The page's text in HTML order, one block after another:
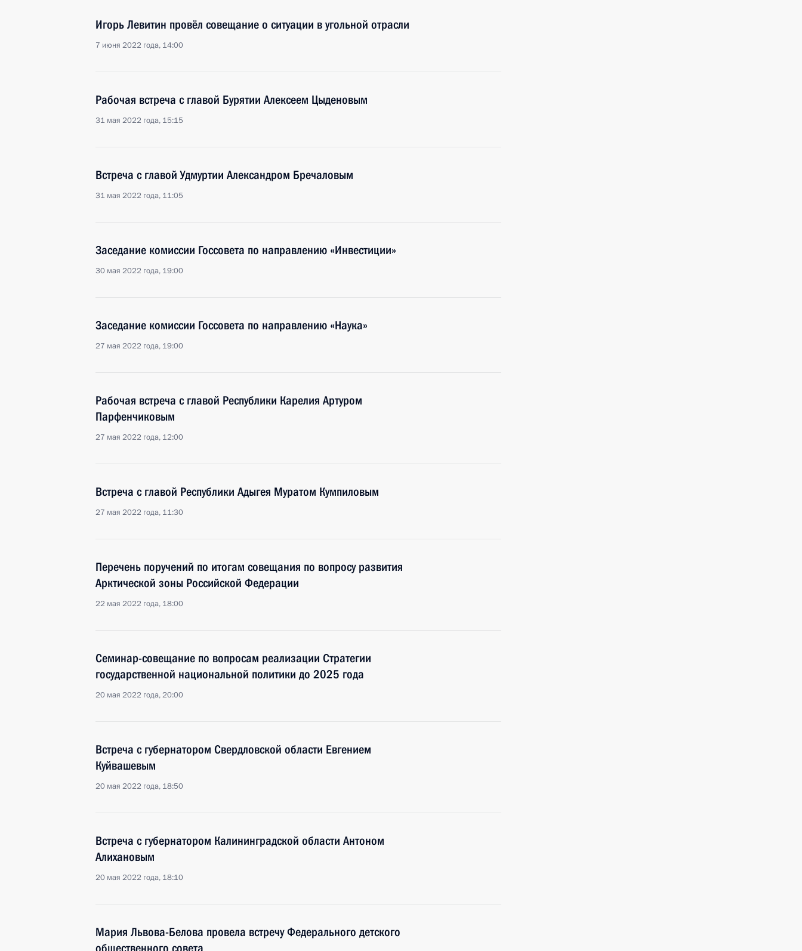
Игорь Левитин провёл совещание о ситуации в угольной отрасли
7 июня 2022 года, 14:00
Рабочая встреча с главой Бурятии Алексеем Цыденовым
31 мая 2022 года, 15:15
Встреча с главой Удмуртии Александром Бречаловым
31 мая 2022 года, 11:05
Заседание комиссии Госсовета по направлению «Инвестиции»
30 мая 2022 года, 19:00
Заседание комиссии Госсовета по направлению «Наука»
27 мая 2022 года, 19:00
Рабочая встреча с главой Республики Карелия Артуром
Парфенчиковым
27 мая 2022 года, 12:00
Встреча с главой Республики Адыгея Муратом Кумпиловым
27 мая 2022 года, 11:30
Перечень поручений по итогам совещания по вопросу развития
Арктической зоны Российской Федерации
22 мая 2022 года, 18:00
Семинар-совещание по вопросам реализации Стратегии
государственной национальной политики до 2025 года
20 мая 2022 года, 20:00
Встреча с губернатором Свердловской области Евгением
Куйвашевым
20 мая 2022 года, 18:50
Встреча с губернатором Калининградской области Антоном
Алихановым
20 мая 2022 года, 18:10
Мария Львова-Белова провела встречу Федерального детского
общественного совета